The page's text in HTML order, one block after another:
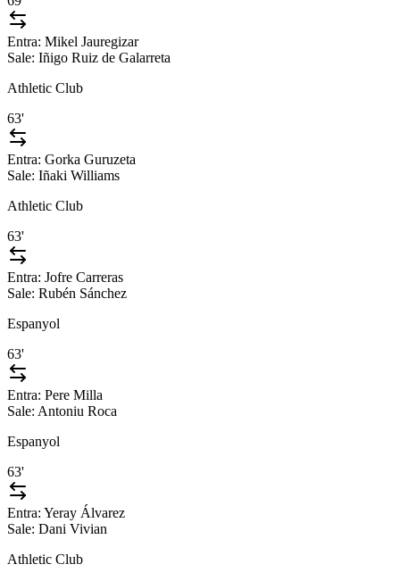
Entra: Mikel Jauregizar
Sale: Iñigo Ruiz de Galarreta
Athletic Club
63'
Entra: Gorka Guruzeta
Sale: Iñaki Williams
Athletic Club
63'
Entra: Jofre Carreras
Sale: Rubén Sánchez
Espanyol
63'
Entra: Pere Milla
Sale: Antoniu Roca
Espanyol
63'
Entra: Yeray Álvarez
Sale: Dani Vivian
Athletic Club